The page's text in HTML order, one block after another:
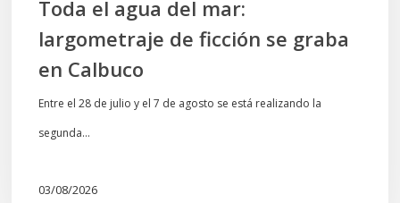
Toda el agua del mar:
largometraje de ficción se graba
en Calbuco
Entre el 28 de julio y el 7 de agosto se está realizando la
segunda…
03/08/2026